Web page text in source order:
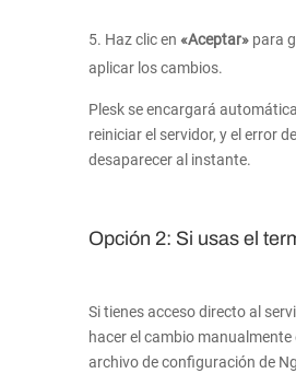
Haz clic en «Aceptar»para
aplicar los cambios.
Plesk se encargará
reiniciar el servidor, y el error
desaparecer al instante.
Opción 2: Si usas el
Si tienes acceso directo al
hacer el cambio manualmente
archivo de configuración de